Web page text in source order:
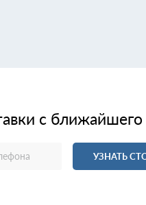
с ближайшего
УЗНАТЬ